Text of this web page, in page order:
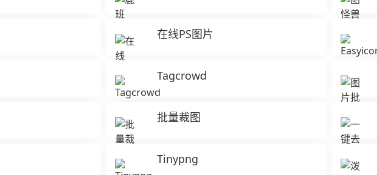
在线PS图片
Tagcrowd
批量裁图
Tinypng